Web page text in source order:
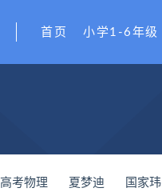
首页 小学1-6年级
高考物理 夏梦迪 国家玮